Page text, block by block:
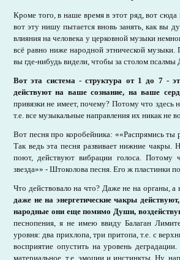
Кроме того, в наше время в этот ряд, вот
вот эту нишу пытается вновь занять, как вы
влияния на человека у церковной музыки
всё равно ниже народной этнической
вы где-нибудь видели, чтобы за столом псалмы
Вот эта система - структура от 1 до 7 -
действуют на ваше сознание, на ваше
привязки не имеет, почему? Потому что здесь
т.е. все музыкальные направления их никак не
Вот песня про коробейника: ««Распрямись
Так ведь эта песня развивает нижние чакры.
поют, действуют вибрации голоса. Потому
звезда»» - Штоколова песня. Его ж пластинки
Что действовало на что? Даже не на органы, а
даже не на энергетические чакры
народные они еще помимо Души,
песнопения, я не имею ввиду Балаган
уровня: два прихлопа, три притопа, т.е. с
восприятие опустить на уровень
материальное, т.е. эмоции и инстинкты. Ну,